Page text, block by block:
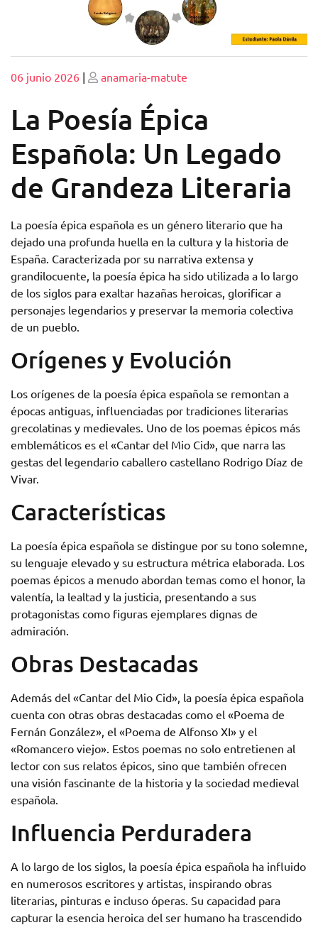
Publicado
06 junio 2026 | Publicado
anamaria-matute
La Poesía Épica
Española: Un Legado
de Grandeza Literaria
La poesía épica española es un género literario que ha
dejado una profunda huella en la cultura y la historia de
España. Caracterizada por su narrativa extensa y
grandilocuente, la poesía épica ha sido utilizada a lo largo
de los siglos para exaltar hazañas heroicas, glorificar a
personajes legendarios y preservar la memoria colectiva
de un pueblo.
Orígenes y Evolución
Los orígenes de la poesía épica española se remontan a
épocas antiguas, influenciadas por tradiciones literarias
grecolatinas y medievales. Uno de los poemas épicos más
emblemáticos es el «Cantar del Mio Cid», que narra las
gestas del legendario caballero castellano Rodrigo Díaz de
Vivar.
Características
La poesía épica española se distingue por su tono solemne,
su lenguaje elevado y su estructura métrica elaborada. Los
poemas épicos a menudo abordan temas como el honor, la
valentía, la lealtad y la justicia, presentando a sus
protagonistas como figuras ejemplares dignas de
admiración.
Obras Destacadas
Además del «Cantar del Mio Cid», la poesía épica española
cuenta con otras obras destacadas como el «Poema de
Fernán González», el «Poema de Alfonso XI» y el
«Romancero viejo». Estos poemas no solo entretienen al
lector con sus relatos épicos, sino que también ofrecen
una visión fascinante de la historia y la sociedad medieval
española.
Influencia Perduradera
A lo largo de los siglos, la poesía épica española ha influido
en numerosos escritores y artistas, inspirando obras
literarias, pinturas e incluso óperas. Su capacidad para
capturar la esencia heroica del ser humano ha trascendido